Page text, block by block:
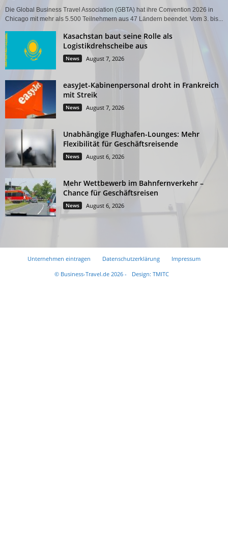
Die Global Business Travel Association (GBTA) hat ihre Convention 2026 in
Chicago mit mehr als 5.500 Teilnehmern aus 47 Ländern beendet. Vom 3. bis...
Kasachstan baut seine Rolle als
Logistikdrehscheibe aus
News August 7, 2026
easyJet-Kabinenpersonal droht in Frankreich
mit Streik
News August 7, 2026
Unabhängige Flughafen-Lounges: Mehr
Flexibilität für Geschäftsreisende
News August 6, 2026
Mehr Wettbewerb im Bahnfernverkehr –
Chance für Geschäftsreisen
News August 6, 2026
Unternehmen eintragen Datenschutzerklärung
Impressum
© Business-Travel.de 2026 -
Design: TMITC